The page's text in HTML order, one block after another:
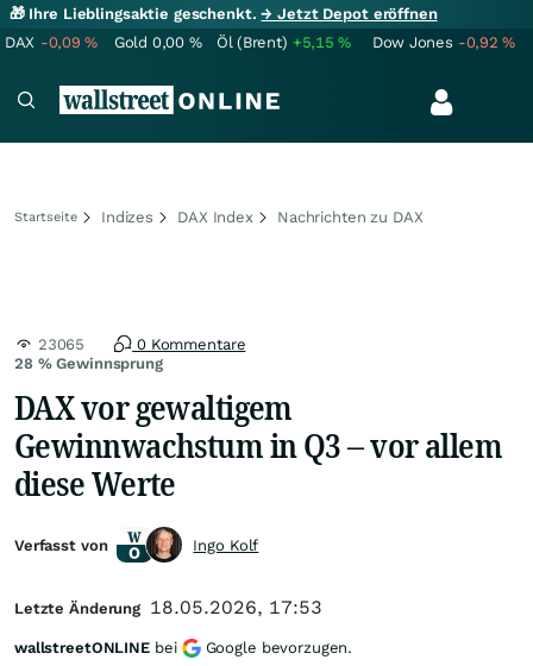
🎁 Ihre Lieblingsaktie geschenkt.→ Jetzt Depot eröffnen
DAX -0,09% Gold 0,00 % Öl (Brent) +5,15% Dow Jones -0,92%
Startseite Indizes DAX Index Nachrichten zu DAX
28 % Gewinnsprung
23065 0 Kommentare
DAX vor gewaltigem
Gewinnwachstum in Q3 – vor allem
diese Werte
Verfasst von Ingo Kolf
Letzte Änderung 18.05.2026, 17:53
wallstreetONLINE bei Google bevorzugen.